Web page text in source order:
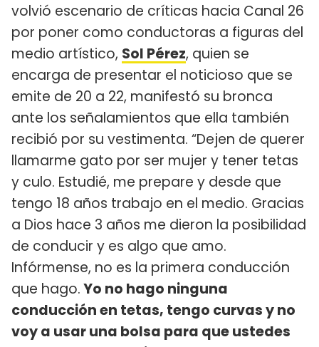
volvió escenario de críticas hacia Canal 26
por poner como conductoras a figuras del
medio artístico, Sol Pérez, quien se
encarga de presentar el noticioso que se
emite de 20 a 22, manifestó su bronca
ante los señalamientos que ella también
recibió por su vestimenta. “Dejen de querer
llamarme gato por ser mujer y tener tetas
y culo. Estudié, me prepare y desde que
tengo 18 años trabajo en el medio. Gracias
a Dios hace 3 años me dieron la posibilidad
de conducir y es algo que amo.
Infórmense, no es la primera conducción
que hago.Yo no hago ninguna
conducción en tetas, tengo curvas y no
voy a usar una bolsa para que ustedes